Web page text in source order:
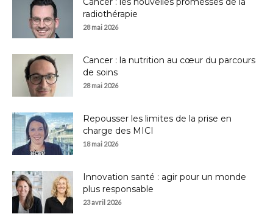
radiothérapie
28 mai 2026
Cancer : la nutrition au cœur du parcours
de soins
28 mai 2026
Repousser les limites de la prise en
charge des MICI
18 mai 2026
Innovation santé : agir pour un monde
plus responsable
23 avril 2026